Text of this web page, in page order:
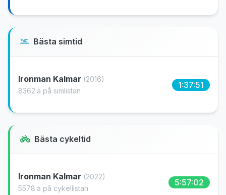
Bästa simtid
Ironman Kalmar (2016)
8362:a på simlistan
1:37:51
Bästa cykeltid
Ironman Kalmar (2022)
5578:a på cykellistan
5:57:02